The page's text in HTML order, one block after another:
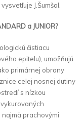
J.Šumšal.
a JUNIOR?
čistiacu
epitelu), umožňujú
primárnej obrany
celej nosnej dutiny
s nízkou
prachovými